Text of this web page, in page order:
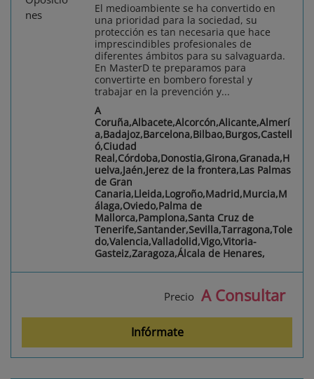
El medioambiente se ha convertido en
una prioridad para la sociedad, su
protección es tan necesaria que hace
imprescindibles profesionales de
diferentes ámbitos para su salvaguarda.
En MasterD te preparamos para
convertirte en bombero forestal y
trabajar en la prevención y...
A
Coruña,Albacete,Alcorcón,Alicante,Almerí
a,Badajoz,Barcelona,Bilbao,Burgos,Castell
ó,Ciudad
Real,Córdoba,Donostia,Girona,Granada,H
uelva,Jaén,Jerez de la frontera,Las Palmas
de Gran
Canaria,Lleida,Logroño,Madrid,Murcia,M
álaga,Oviedo,Palma de
Mallorca,Pamplona,Santa Cruz de
Tenerife,Santander,Sevilla,Tarragona,Tole
do,Valencia,Valladolid,Vigo,Vitoria-
Gasteiz,Zaragoza,Álcala de Henares,
Precio A Consultar
Infórmate